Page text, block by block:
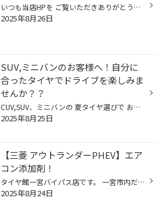
いつも当店HPを ご覧いただきありがとうございます。 タイヤ館アプリダウンロードでお得にタイヤGET‼ ＼こちらから／ スリップサインまでタイヤは使わない？？ 一度は聞いたことのある タイヤのスリップサイン 交換の目安としても使われます 今回はスリップサインと タイヤの交換時期との 関係性の...
2025年8月26日
SUV,ミニバンのお客様へ！自分に
合ったタイヤでドライブを楽しみま
せんか？？
CUV,SUV、ミニバンの 夏タイヤ選びで お悩みのみなさまへ。 タイヤ館アプリダウンロードでお得にタイヤGET 詳しくはこちら 本日は CUV,SUV、ミニバンの オススメのタイヤを紹介いたします♪ まず SUVとは 一般的な乗用車と比べて 車高が高いので 多少の悪路でも走行できるよう 十分なロードクリアラ...
2025年8月25日
【三菱 アウトランダーPHEV】エア
コン添加剤！
タイヤ館一宮バイパス店です。 一宮市内だけでなく 江南市・北名古屋市・岩倉市・羽島市などからもご来店頂きまして ありがとうございます！ 【タイヤ館一宮アクセスMAP】↓ 店舗情報 タイヤ館アプリダウンロードでお得にタイヤGET 詳しくはこちら 本日は、夏場お馴染みエアコン添加剤の作業ですよ〜...
2025年8月24日